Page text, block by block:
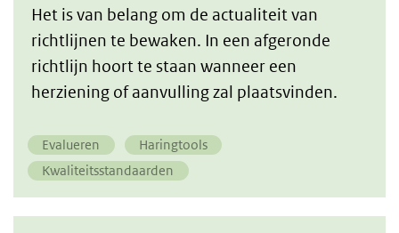
Het is van belang om de actualiteit van
richtlijnen te bewaken. In een afgeronde
richtlijn hoort te staan wanneer een
herziening of aanvulling zal plaatsvinden.
Evalueren
Haringtools
Kwaliteitsstandaarden